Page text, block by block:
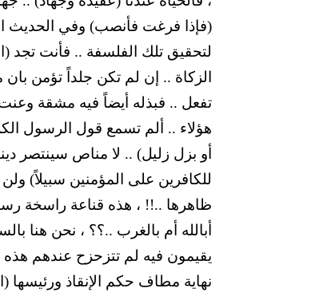
(فإذا فرغت فأنصب) وفي الحديث
لتحقيق تلك الفلسفة .. فأنت
الزكاة .. إن لم تكن جلداً تؤمن
تفعل .. فبذله أيضاً فيه مشقة وعنت
هؤلاء .. ألم تسمع قول الرسول
أو بزل زليل) .. لا مناص سينتصر
للكافرين على المؤمنين سبيلاً)
ظاهرها ..!! ، هذه قناعة راسخة
أبالله أم بالغرب ..؟؟ ، نحن هنا
يقيمون فيه لم تتزحزح عندهم هذه
نهاية مطاف حكم الإنقاذ ورئيسها